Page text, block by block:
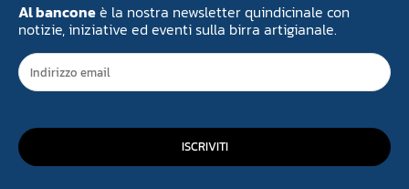
Al banconeè la nostra newsletter quindicinale con
notizie, iniziative ed eventi sulla birra artigianale.
ISCRIVITI